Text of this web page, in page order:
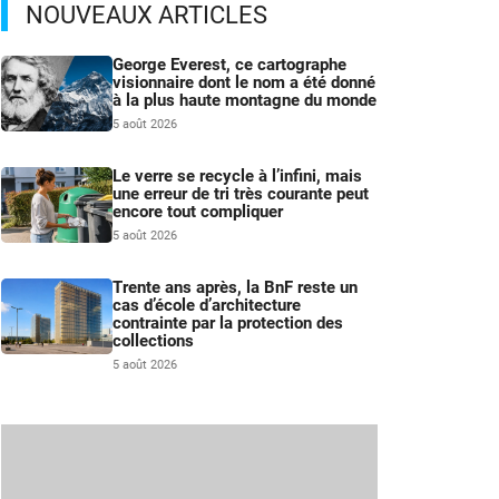
NOUVEAUX ARTICLES
George Everest, ce cartographe
visionnaire dont le nom a été donné
à la plus haute montagne du monde
5 août 2026
Le verre se recycle à l’infini, mais
une erreur de tri très courante peut
encore tout compliquer
5 août 2026
Trente ans après, la BnF reste un
cas d’école d’architecture
contrainte par la protection des
collections
5 août 2026